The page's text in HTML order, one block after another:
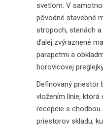
svetlom. V
pôvodné stavebné
stropoch, stenách
ďalej zvýraznené
parapetmi a
borovicovej
Definovaný priestor
vložením línie,
recepcie s
priestorov skladu,